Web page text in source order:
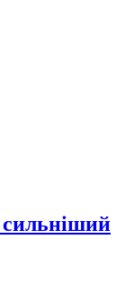
сильніший